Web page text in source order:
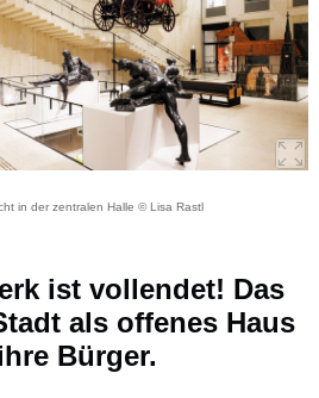
in der zentralen Halle © Lisa Rastl
ist vollendet! Das
als offenes Haus
Bürger.